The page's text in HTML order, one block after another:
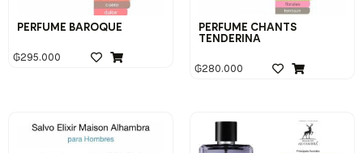
PERFUME BAROQUE
₲295.000
PERFUME CHANTS
TENDERINA
₲280.000